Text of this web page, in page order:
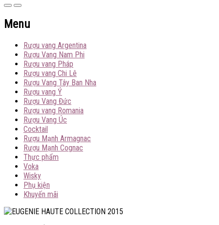
Menu
Rượu vang Argentina
Rượu Vang Nam Phi
Rượu vang Pháp
Rượu vang Chi Lê
Rượu Vang Tây Ban Nha
Rượu vang Ý
Rượu Vang Đức
Rượu vang Romania
Rượu Vang Úc
Cocktail
Rượu Mạnh Armagnac
Rượu Mạnh Cognac
Thực phẩm
Voka
Wisky
Phụ kiện
Khuyến mãi